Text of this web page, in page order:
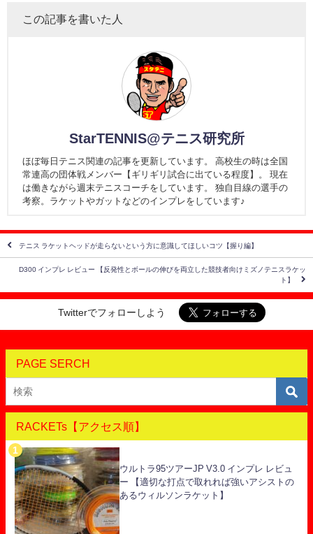
この記事を書いた人
StarTENNIS@テニス研究所
ほぼ毎日テニス関連の記事を更新しています。 高校生の時は全国
常連高の団体戦メンバー【ギリギリ試合に出ている程度】。 現在
は働きながら週末テニスコーチをしています。 独自目線の選手の
考察。ラケットやガットなどのインプレをしています♪
テニス ラケットヘッドが走らないという方に意識してほしいコツ【握り編】
D300 インプレ レビュー 【反発性とボールの伸びを両立した競技者向けミズノテニスラケッ
ト】
Twitterでフォローしよう
PAGE SERCH
RACKETs【アクセス順】
ウルトラ95ツアーJP V3.0 インプレ レビュ
ー 【適切な打点で取れれば強いアシストの
あるウィルソンラケット】